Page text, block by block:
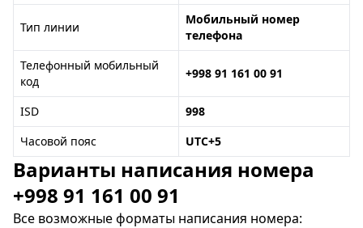
Тип линии
Мобильный номер
телефона
Телефонный мобильный
код
+998 91 161 00 91
ISD
998
Часовой пояс
UTC+5
Варианты написания номера
+998 91 161 00 91
Все возможные форматы написания номера: